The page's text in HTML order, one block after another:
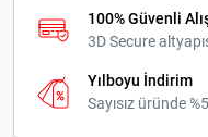
100% Güvenli
3D Secure
Yılboyu İndirim
Sayısız üründe